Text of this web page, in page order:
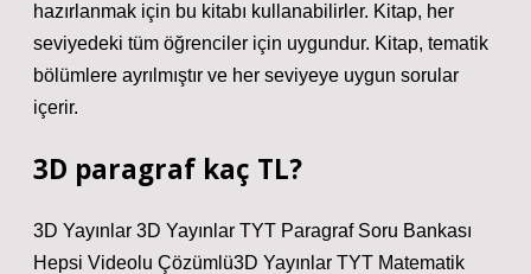
hazırlanmak için bu kitabı kullanabilirler. Kitap, her
seviyedeki tüm öğrenciler için uygundur. Kitap, tematik
bölümlere ayrılmıştır ve her seviyeye uygun sorular
içerir.
3D paragraf kaç TL?
3D Yayınlar 3D Yayınlar TYT Paragraf Soru Bankası
Hepsi Videolu Çözümlü3D Yayınlar TYT Matematik